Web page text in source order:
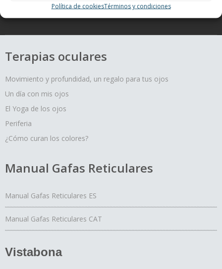
Política de cookiesTérminos y condiciones
Terapias oculares
Movimiento y profundidad, un regalo para tus ojos
Un día con mis ojos
El Yoga de los ojos
Periferia
¿Cómo curan los colores?
Manual Gafas Reticulares
Manual Gafas Reticulares ES
Manual Gafas Reticulares CAT
Vistabona